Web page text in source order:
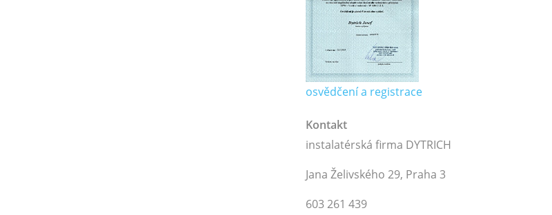
osvědčení a registrace
Kontakt
instalatérská firma DYTRICH
Jana Želivského 29, Praha 3
603 261 439